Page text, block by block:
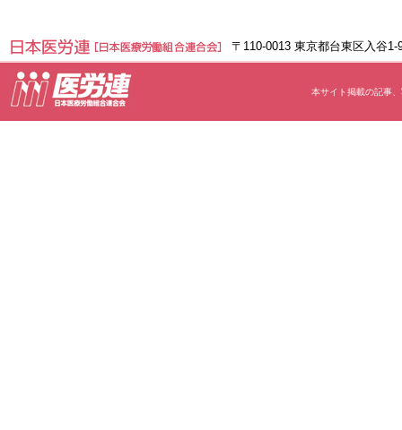
〒110-0013 東京都台東区入谷
本サイト掲載の記事